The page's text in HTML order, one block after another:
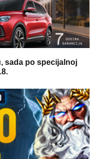
sada po specijalnoj